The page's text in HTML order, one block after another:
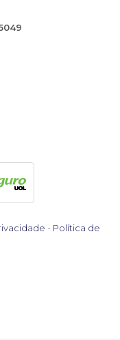
- Política de